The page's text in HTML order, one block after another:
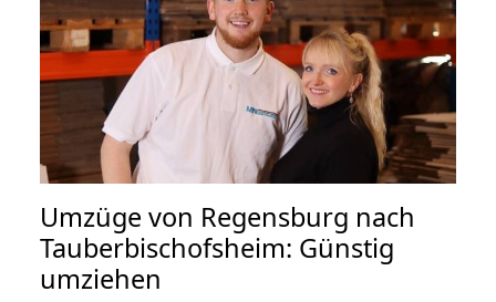
Umzüge von Regensburg nach
Tauberbischofsheim: Günstig
umziehen